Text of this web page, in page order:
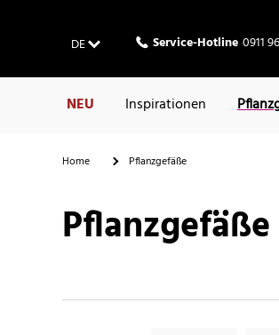
DE Service-Hotline 0911
NEU Inspirationen
Home Pflanzgefäße
Pflanzgefäße